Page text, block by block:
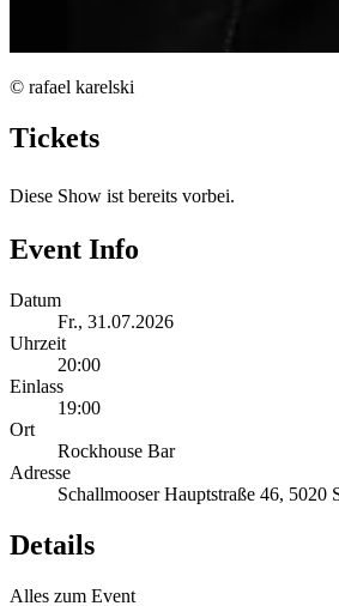
© rafael karelski
Tickets
Diese Show ist bereits vorbei.
Event Info
Datum
Fr., 31.07.2026
Uhrzeit
20:00
Einlass
19:00
Ort
Rockhouse Bar
Adresse
Schallmooser Hauptstraße 46, 5020
Details
Alles zum Event